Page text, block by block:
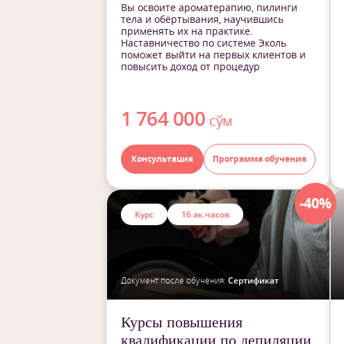
Вы освоите ароматерапию, пилинги
тела и обёртывания, научившись
применять их на практике.
Наставничество по системе Эколь
поможет выйти на первых клиентов и
повысить доход от процедур
1 764 000 сўм
Консультация Программа обучения
-40%
Курс 16 ак.часов
Документ после обучения: Сертификат
Курсы повышения
квалификации по депиляции